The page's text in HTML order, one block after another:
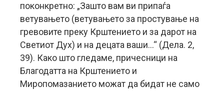
поконкретно: „Зашто вам ви припаѓа
ветувањето (ветувањето за простување на
гревовите преку Крштението и за дарот на
Светиот Дух) и на децата ваши…“ (Дела. 2,
39). Како што гледаме, причесници на
Благодатта на Крштението и
Миропомазанието можат да бидат не само